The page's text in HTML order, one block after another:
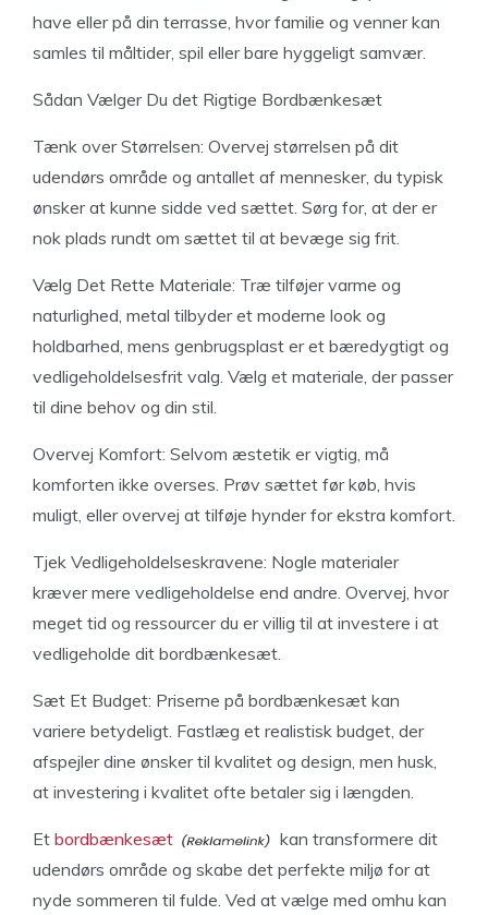
have eller på din terrasse, hvor familie og venner kan
samles til måltider, spil eller bare hyggeligt samvær.
Sådan Vælger Du det Rigtige Bordbænkesæt
Tænk over Størrelsen: Overvej størrelsen på dit
udendørs område og antallet af mennesker, du typisk
ønsker at kunne sidde ved sættet. Sørg for, at der er
nok plads rundt om sættet til at bevæge sig frit.
Vælg Det Rette Materiale: Træ tilføjer varme og
naturlighed, metal tilbyder et moderne look og
holdbarhed, mens genbrugsplast er et bæredygtigt og
vedligeholdelsesfrit valg. Vælg et materiale, der passer
til dine behov og din stil.
Overvej Komfort: Selvom æstetik er vigtig, må
komforten ikke overses. Prøv sættet før køb, hvis
muligt, eller overvej at tilføje hynder for ekstra komfort.
Tjek Vedligeholdelseskravene: Nogle materialer
kræver mere vedligeholdelse end andre. Overvej, hvor
meget tid og ressourcer du er villig til at investere i at
vedligeholde dit bordbænkesæt.
Sæt Et Budget: Priserne på bordbænkesæt kan
variere betydeligt. Fastlæg et realistisk budget, der
afspejler dine ønsker til kvalitet og design, men husk,
at investering i kvalitet ofte betaler sig i længden.
Et bordbænkesæt
kan transformere dit
udendørs område og skabe det perfekte miljø for at
nyde sommeren til fulde. Ved at vælge med omhu kan